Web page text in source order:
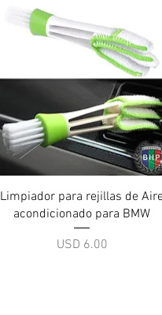
Vista rápida
Limpiador para rejillas de Aire
acondicionado para BMW
Precio
USD 6.00